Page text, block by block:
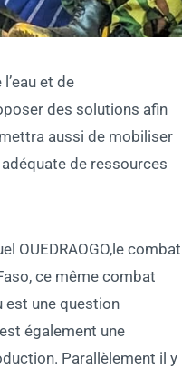
et de
des solutions afin
aussi de mobiliser
de ressources
OUEDRAOGO,le combat
ce même combat
est une question
également une
Parallèlement il y